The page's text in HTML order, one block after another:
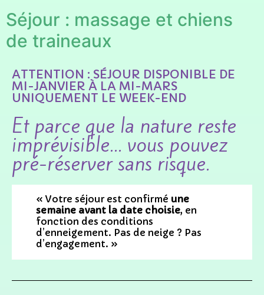
Séjour : massage et chiens
de traineaux
ATTENTION : SÉJOUR DISPONIBLE DE
MI-JANVIER À LA MI-MARS
UNIQUEMENT LE WEEK-END
Et parce que la nature reste
imprévisible… vous pouvez
pré-réserver sans risque.
« Votre séjour est confirmé une
semaine avant la date choisie, en
fonction des conditions
d’enneigement. Pas de neige ? Pas
d’engagement. »